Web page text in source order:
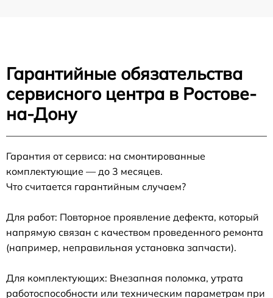
Гарантийные обязательства
сервисного центра в Ростове-
на-Дону
Гарантия от сервиса: на смонтированные
комплектующие — до 3 месяцев.
Что считается гарантийным случаем?
Для работ: Повторное проявление дефекта, который
напрямую связан с качеством проведенного ремонта
(например, неправильная установка запчасти).
Для комплектующих: Внезапная поломка, утрата
работоспособности или техническим параметрам при